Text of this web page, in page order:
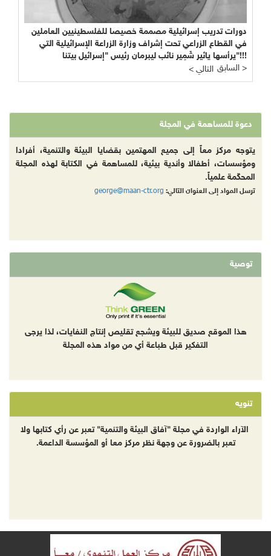
دورات تدريب إسرائيلية مصممة خصيصا للفلسطينيين العاملين
في القطاع الزراعي تحت إشراف وزارة الزراعة الإسرائيلية التي
يرأسها يائير شَمِير نائب ليبرمان رئيس "إسرائيل بيتنا"!!!
< التالي
السابق >
دعوة للمساهمة في المجلة
يتوجه مركز معاً إلى جميع المهتمين بقضايا البيئة والتنمية، أفرادا
ومؤسسات، أطفالا وأندية بيئية، للمساهمة في الكتابة لهذه المجلة
المحكّمة علمياً.
ترسل المواد إلى العنوان التالي: george@maan-ctr.org
توصية
هذا الموقع صديق للبيئة ويشجع تقليص إنتاج النفايات، لذا يرجى
التفكير قبل طباعة أي من مواد هذه المجلة
تنويه
الآراء الواردة في مجلة "آفاق البيئة والتنمية" تعبر عن رأي كتابها ولا
تعبر بالضرورة عن وجهة نظر مركز معا أو المؤسسة الداعمة.